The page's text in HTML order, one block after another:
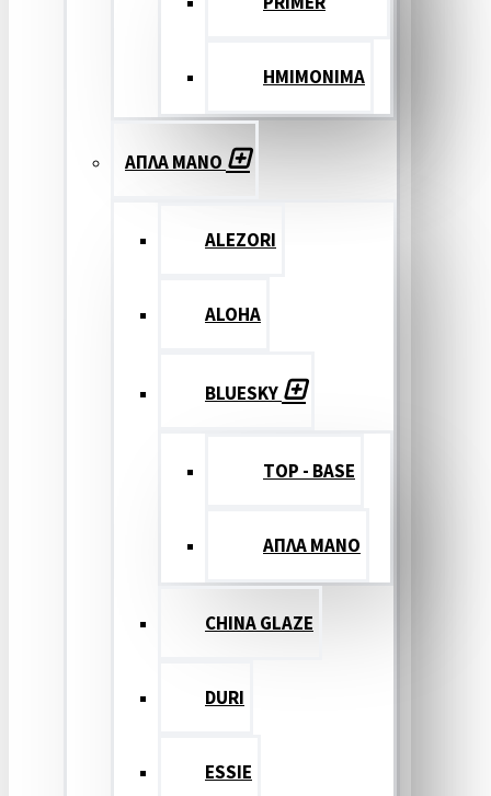
ΗΜΙΜΟΝΙΜΑ
ΑΠΛΑ ΜΑΝΟ
ALEZORI
ALOHA
BLUESKY
TOP - BASE
ΑΠΛΑ ΜΑΝΟ
CHINA GLAZE
DURI
ESSIE